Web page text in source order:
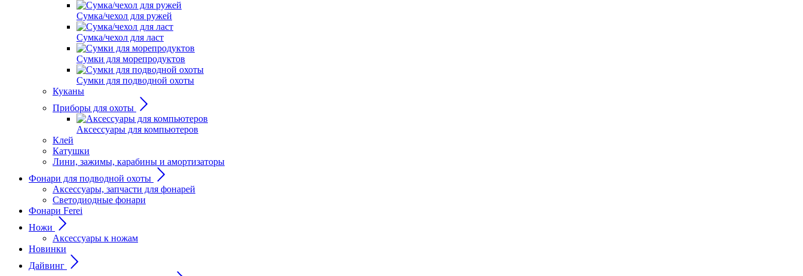
Сумка/чехол для ружей
Сумка/чехол для ласт
Сумки для морепродуктов
Сумки для подводной охоты
Куканы
Приборы для охоты
Аксессуары для компьютеров
Клей
Катушки
Лини, зажимы, карабины и амортизаторы
Фонари для подводной охоты
Аксессуары, запчасти для фонарей
Светодиодные фонари
Фонари Ferei
Ножи
Аксессуары к ножам
Новинки
Дайвинг